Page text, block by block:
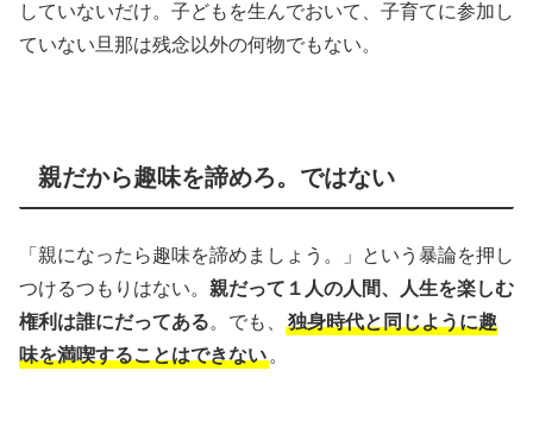
していないだけ。子どもを生んでおいて、子育てに参加し
ていない旦那は残念以外の何物でもない。
親だから趣味を諦めろ。ではない
「親になったら趣味を諦めましょう。」という暴論を押し
つけるつもりはない。 親だって１人の人間、人生を楽しむ
権利は誰にだってある。でも、
独身時代と同じように趣
味を満喫することはできない 。